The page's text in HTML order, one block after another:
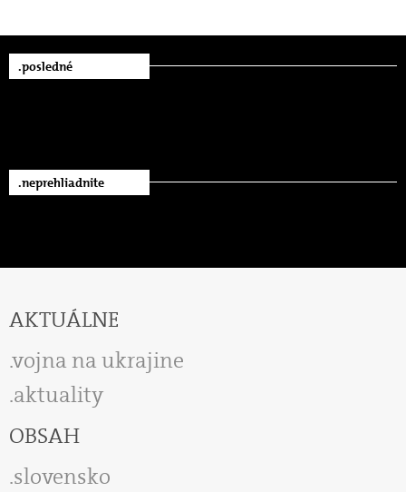
.posledné
.neprehliadnite
AKTUÁLNE
vojna na ukrajine
aktuality
OBSAH
slovensko